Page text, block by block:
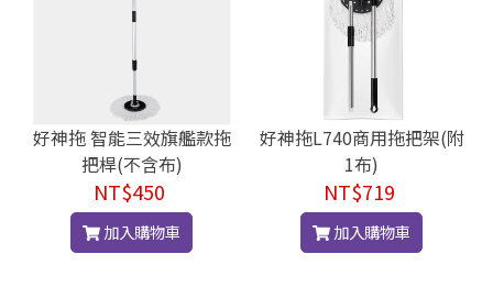
好神拖 智能三效旗艦款拖
把桿(不含布)
NT$450
加入購物車
好神拖L740商用拖把架(附
1布)
NT$719
加入購物車